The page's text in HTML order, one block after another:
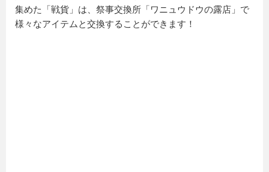
集めた「戦貨」は、祭事交換所「ワニュウドウの露店」で
様々なアイテムと交換することができます！